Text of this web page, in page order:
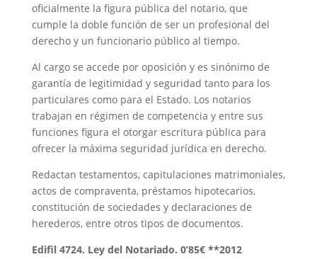
oficialmente la figura pública del notario, que
cumple la doble función de ser un profesional del
derecho y un funcionario público al tiempo.
Al cargo se accede por oposición y es sinónimo de
garantía de legitimidad y seguridad tanto para los
particulares como para el Estado. Los notarios
trabajan en régimen de competencia y entre sus
funciones figura el otorgar escritura pública para
ofrecer la máxima seguridad jurídica en derecho.
Redactan testamentos, capitulaciones matrimoniales,
actos de compraventa, préstamos hipotecarios,
constitución de sociedades y declaraciones de
herederos, entre otros tipos de documentos.
Edifil 4724. Ley del Notariado. 0’85€ **2012